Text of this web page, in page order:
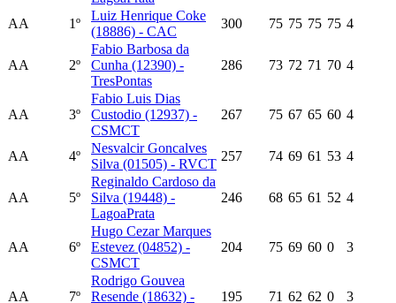
AA 1º
Luiz Henrique Coke
(18886) - CAC
300 75 75 75 75 4
AA 2º
Fabio Barbosa da
Cunha (12390) -
TresPontas
286 73 72 71 70 4
AA 3º
Fabio Luis Dias
Custodio (12937) -
CSMCT
267 75 67 65 60 4
AA 4º
Nesvalcir Goncalves
Silva (01505) - RVCT
257 74 69 61 53 4
AA 5º
Reginaldo Cardoso da
Silva (19448) -
LagoaPrata
246 68 65 61 52 4
AA 6º
Hugo Cezar Marques
Estevez (04852) -
CSMCT
204 75 69 60 0 3
AA 7º
Rodrigo Gouvea
Resende (18632) -
195 71 62 62 0 3